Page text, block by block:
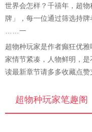
世界会怎样？千禧年，超
牌」，每一位通过筛选持
……一
超物种玩家是作者癫狂优
家情节紧凑，人物鲜明，
读最新章节请多多收藏点赞
超物种玩家笔趣阁